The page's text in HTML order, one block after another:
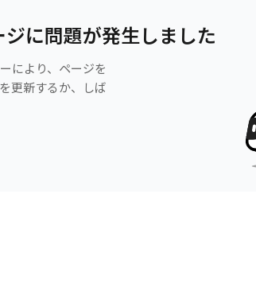
に問題が発生しました
により、ページを
更新するか、しば